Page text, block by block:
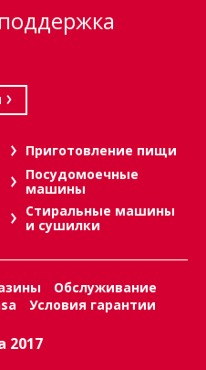
Приготовление пищи
Посудомоечные
машины
Стиральные машины
и сушилки
Обслуживание
Условия гарантии
2017